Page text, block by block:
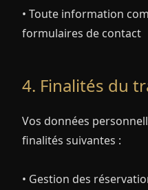
• Toute information
formulaires de contact
4. Finalités du
Vos données
finalités suivantes :
• Gestion des